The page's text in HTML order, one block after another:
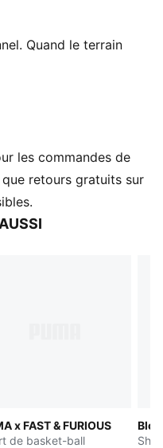
Quand le terrain
à un niveau que lui
basketball canalise
recyclés, à
les commandes de
retours gratuits sur
x FAST & FURIOUS
de basket-ball